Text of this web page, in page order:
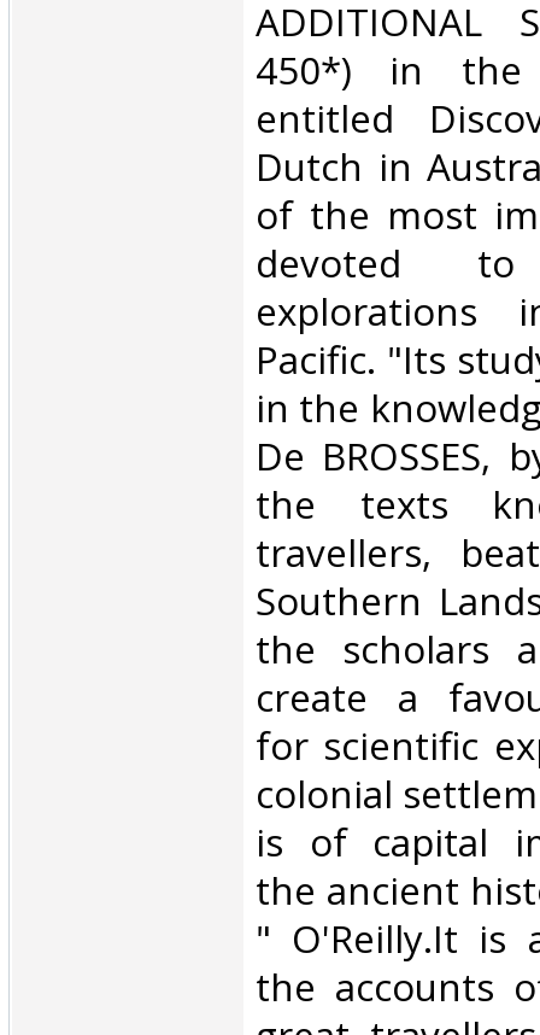
ADDITIONAL
450*) in the
entitled
Dutch in
of the most
devoted
explorations
Pacific. "Its
in the
De BROSSES,
the texts
travellers,
Southern
the scholars
create a
for scientific
colonial
is of capital
the ancient
" O'Reilly.It is
the accounts